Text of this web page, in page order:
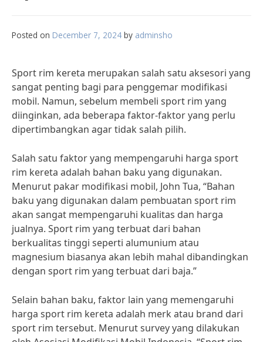
Posted on December 7, 2024 by adminsho
Sport rim kereta merupakan salah satu aksesori yang
sangat penting bagi para penggemar modifikasi
mobil. Namun, sebelum membeli sport rim yang
diinginkan, ada beberapa faktor-faktor yang perlu
dipertimbangkan agar tidak salah pilih.
Salah satu faktor yang mempengaruhi harga sport
rim kereta adalah bahan baku yang digunakan.
Menurut pakar modifikasi mobil, John Tua, “Bahan
baku yang digunakan dalam pembuatan sport rim
akan sangat mempengaruhi kualitas dan harga
jualnya. Sport rim yang terbuat dari bahan
berkualitas tinggi seperti alumunium atau
magnesium biasanya akan lebih mahal dibandingkan
dengan sport rim yang terbuat dari baja.”
Selain bahan baku, faktor lain yang memengaruhi
harga sport rim kereta adalah merk atau brand dari
sport rim tersebut. Menurut survey yang dilakukan